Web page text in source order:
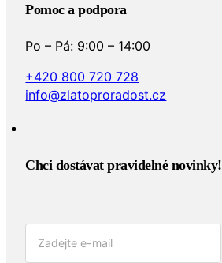
Pomoc a podpora
Po – Pá: 9:00 – 14:00
+420 800 720 728
info@zlatoproradost.cz
Chci dostávat pravidelné novinky!​